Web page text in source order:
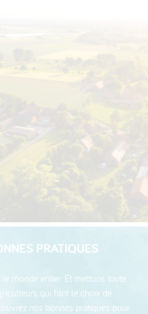
PRATIQUES
monde entier. Et mettons toute
qui font le choix de
nos bonnes pratiques pour